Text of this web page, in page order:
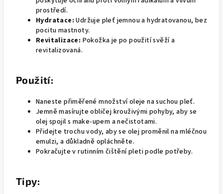
prostředí.
Hydratace: Udržuje pleť jemnou a hydratovanou, bez
pocitu mastnoty.
Revitalizace: Pokožka je po použití svěží a
revitalizovaná.
Použití:
Naneste přiměřené množství oleje na suchou pleť.
Jemně masírujte obličej krouživými pohyby, aby se
olej spojil s make-upem a nečistotami.
Přidejte trochu vody, aby se olej proměnil na mléčnou
emulzi, a důkladně opláchněte.
Pokračujte v rutinním čištění pleti podle potřeby.
Tipy: